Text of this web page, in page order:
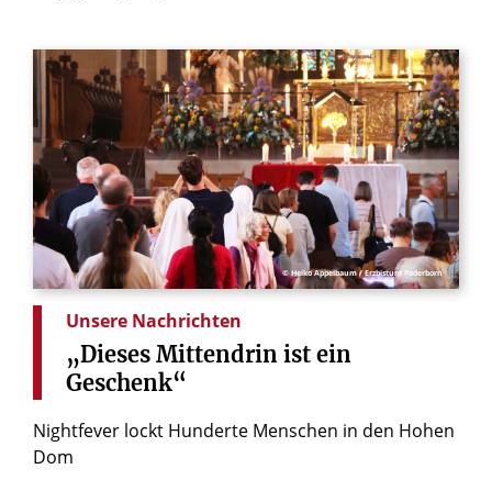
© Heiko Appelbaum / Erzbistum Paderborn
Unsere Nachrichten
„Dieses Mittendrin ist ein
Geschenk“
Nightfever lockt Hunderte Menschen in den Hohen
Dom